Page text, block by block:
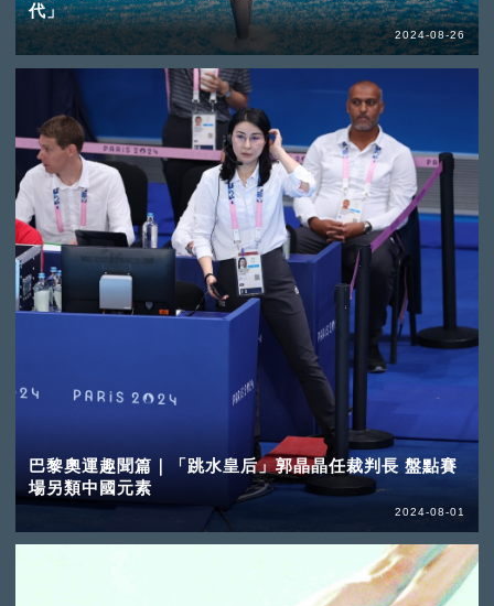
代」
2024-08-26
巴黎奧運趣聞篇｜「跳水皇后」郭晶晶任裁判長 盤點賽
場另類中國元素
2024-08-01